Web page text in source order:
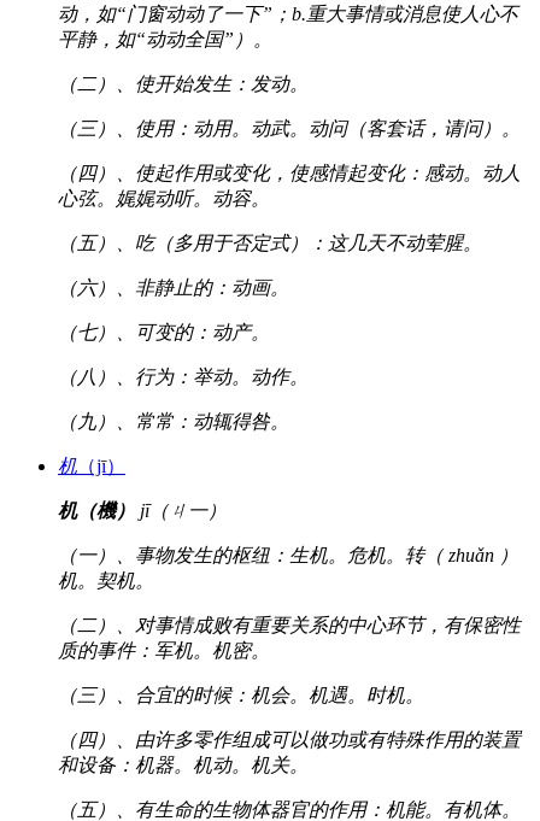
动，如“门窗动动了一下”；b.重大事情或消息使人心不
平静，如“动动全国”）。
（二）、使开始发生：发动。
（三）、使用：动用。动武。动问（客套话，请问）。
（四）、使起作用或变化，使感情起变化：感动。动人
心弦。娓娓动听。动容。
（五）、吃（多用于否定式）：这几天不动荤腥。
（六）、非静止的：动画。
（七）、可变的：动产。
（八）、行为：举动。动作。
（九）、常常：动辄得咎。
机 （jī）
机（機） jī（ㄐ一）
（一）、事物发生的枢纽：生机。危机。转（ zhuǎn ）
机。契机。
（二）、对事情成败有重要关系的中心环节，有保密性
质的事件：军机。机密。
（三）、合宜的时候：机会。机遇。时机。
（四）、由许多零作组成可以做功或有特殊作用的装置
和设备：机器。机动。机关。
（五）、有生命的生物体器官的作用：机能。有机体。